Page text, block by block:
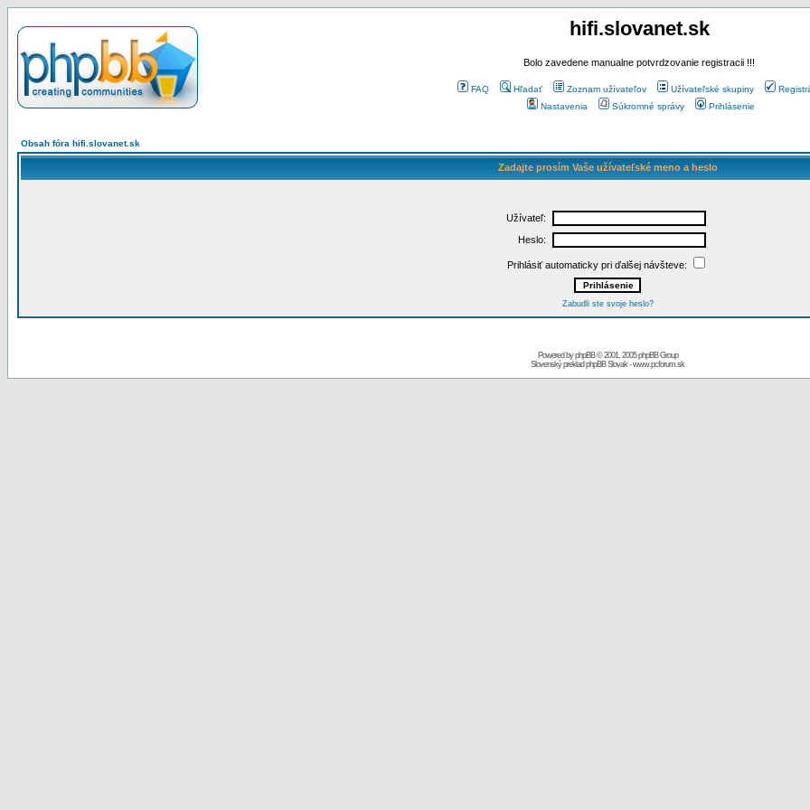
hifi.slovanet.sk
Bolo zavedene manualne potvrdzovanie registracii !!!
FAQ Hľadať Zoznam užívateľov Užívateľské skupiny
Nastavenia
Súkromné správy Prihlásenie
Obsah fóra hifi.slovanet.sk
Zadajte prosím Vaše užívateľské meno a heslo
Užívateľ:
Heslo:
Prihlásiť automaticky pri ďalšej návšteve:
Zabudli ste svoje heslo?
Powered byphpBB© 2001, 2005 phpBB Group
Slovenský preklad phpBB Slovak-www.pcforum.sk